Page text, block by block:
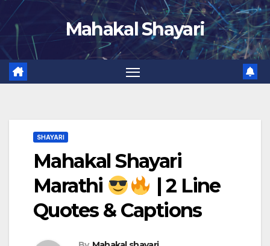
Skip
content
Mahakal Shayari
SHAYARI
Mahakal Shayari
Marathi
| 2 Line
Quotes & Captions